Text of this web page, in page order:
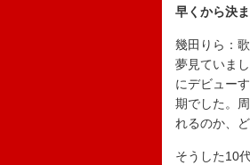
早くから決
幾田りら：
夢見ていま
にデビュー
期でした。
れるのか、
そうした10